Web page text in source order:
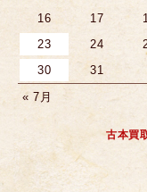
16
17
23
24
30
31
« 7月
古本買